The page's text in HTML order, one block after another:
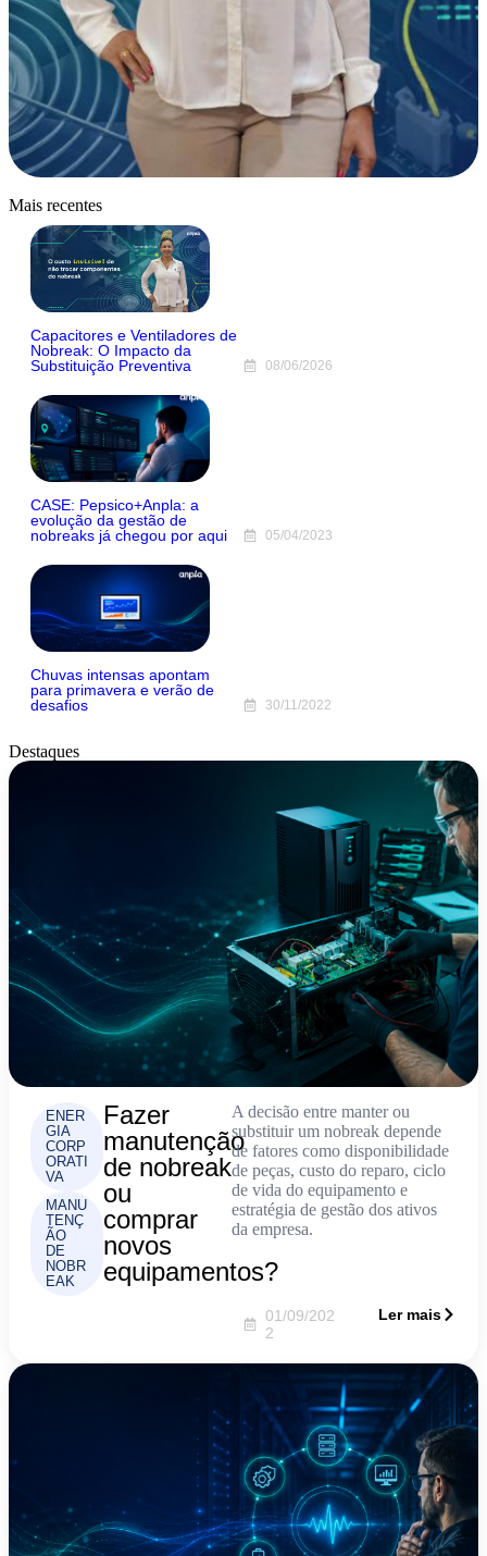
Mais recentes
Capacitores e Ventiladores de
Nobreak: O Impacto da
Substituição Preventiva
08/06/2026
CASE: Pepsico+Anpla: a
evolução da gestão de
nobreaks já chegou por aqui
05/04/2023
Chuvas intensas apontam
para primavera e verão de
desafios
30/11/2022
Destaques
ENER
GIA
CORP
ORATI
VA
MANU
TENÇ
ÃO
DE
NOBR
EAK
Fazer
manutenção
de nobreak
ou
comprar
novos
equipamentos?
A decisão entre manter ou
substituir um nobreak depende
de fatores como disponibilidade
de peças, custo do reparo, ciclo
de vida do equipamento e
estratégia de gestão dos ativos
da empresa.
01/09/202
2
Ler mais